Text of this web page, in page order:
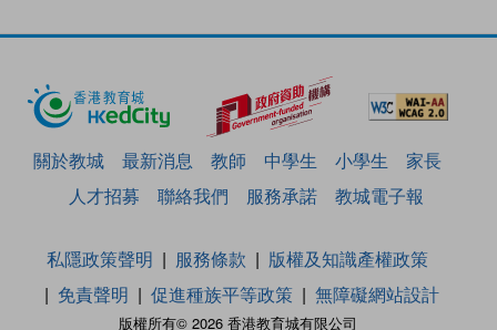
關於教城 最新消息 教師 中學生 小學生
家長
人才招募
聯絡我們 服務承諾 教城電子報
版權所有© 2026 香港教育城有限公司
私隱政策聲明 服務條款
版權及知識產權政策
免責聲明
促進種族平等政策 無障礙網站設計